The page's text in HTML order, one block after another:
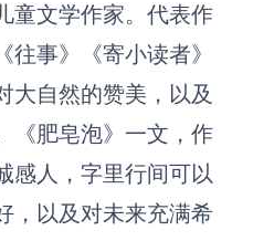
方案
童文学作家。代表作
事》《寄小读者》
大自然的赞美，以及
《肥皂泡》一文，作
感人，字里行间可以
，以及对未来充满希